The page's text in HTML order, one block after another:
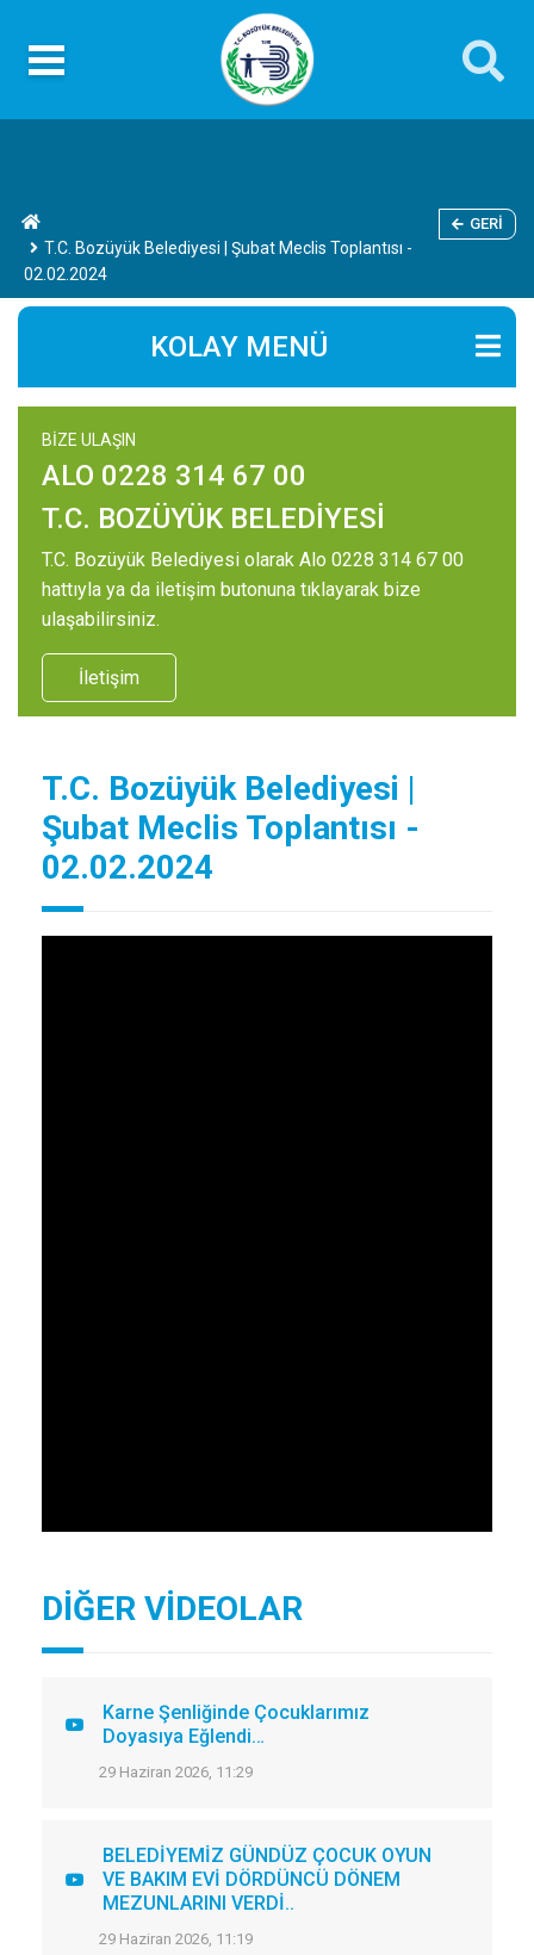
T.C. Bozüyük Belediyesi | Şubat Meclis Toplantısı -
02.02.2024
GERI
KOLAY MENÜ
BİZE ULAŞIN
ALO 0228 314 67 00
T.C. BOZÜYÜK BELEDİYESİ
T.C. Bozüyük Belediyesi olarak Alo 0228 314 67 00
hattıyla ya da iletişim butonuna tıklayarak bize
ulaşabilirsiniz.
İletişim
T.C. Bozüyük Belediyesi |
Şubat Meclis Toplantısı -
02.02.2024
DİĞER VİDEOLAR
Karne Şenliğinde Çocuklarımız
Doyasıya Eğlendi…
29 Haziran 2026, 11:29
BELEDİYEMİZ GÜNDÜZ ÇOCUK OYUN
VE BAKIM EVİ DÖRDÜNCÜ DÖNEM
MEZUNLARINI VERDİ..
29 Haziran 2026, 11:19